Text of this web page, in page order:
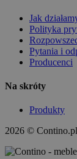
Jak
Polityka
Pytania i
Producenci
Na skróty
Produkty
2026 ©